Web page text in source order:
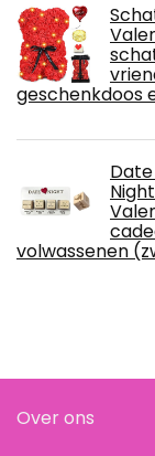
geschenkdoos
volwassenen
Over ons